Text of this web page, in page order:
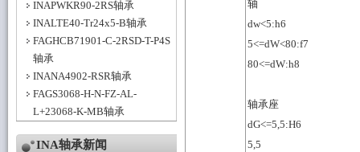
INAPWKR90-2RS轴承
INALTE40-Tr24x5-B轴承
FAGHCB71901-C-2RSD-T-P4S
轴承
INANA4902-RSR轴承
FAGS3068-H-N-FZ-AL-
L+23068-K-MB轴承
INA轴承新闻
轴
dw<5:h6
5<=dW<80:f7
80<=dW:h8
轴承座
dG<=5,5:H6
5,5